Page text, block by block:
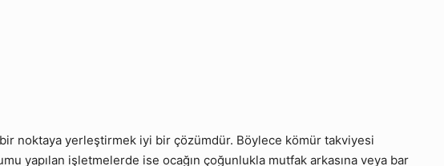
bir noktaya yerleştirmek iyi bir çözümdür. Böylece kömür takviyesi
yapılan işletmelerde ise ocağın çoğunlukla mutfak arkasına veya bar